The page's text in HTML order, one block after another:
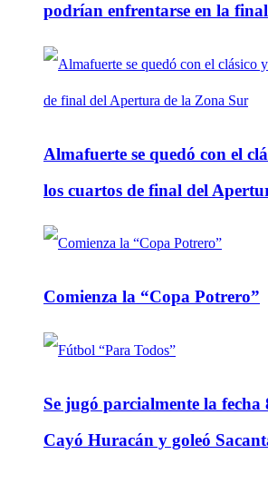
podrían enfrentarse en la final
Almafuerte se quedó con el
los cuartos de final del
Comienza la “Copa Potrero”
Se jugó parcialmente la
Cayó Huracán y goleó